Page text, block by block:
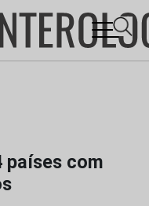
países com